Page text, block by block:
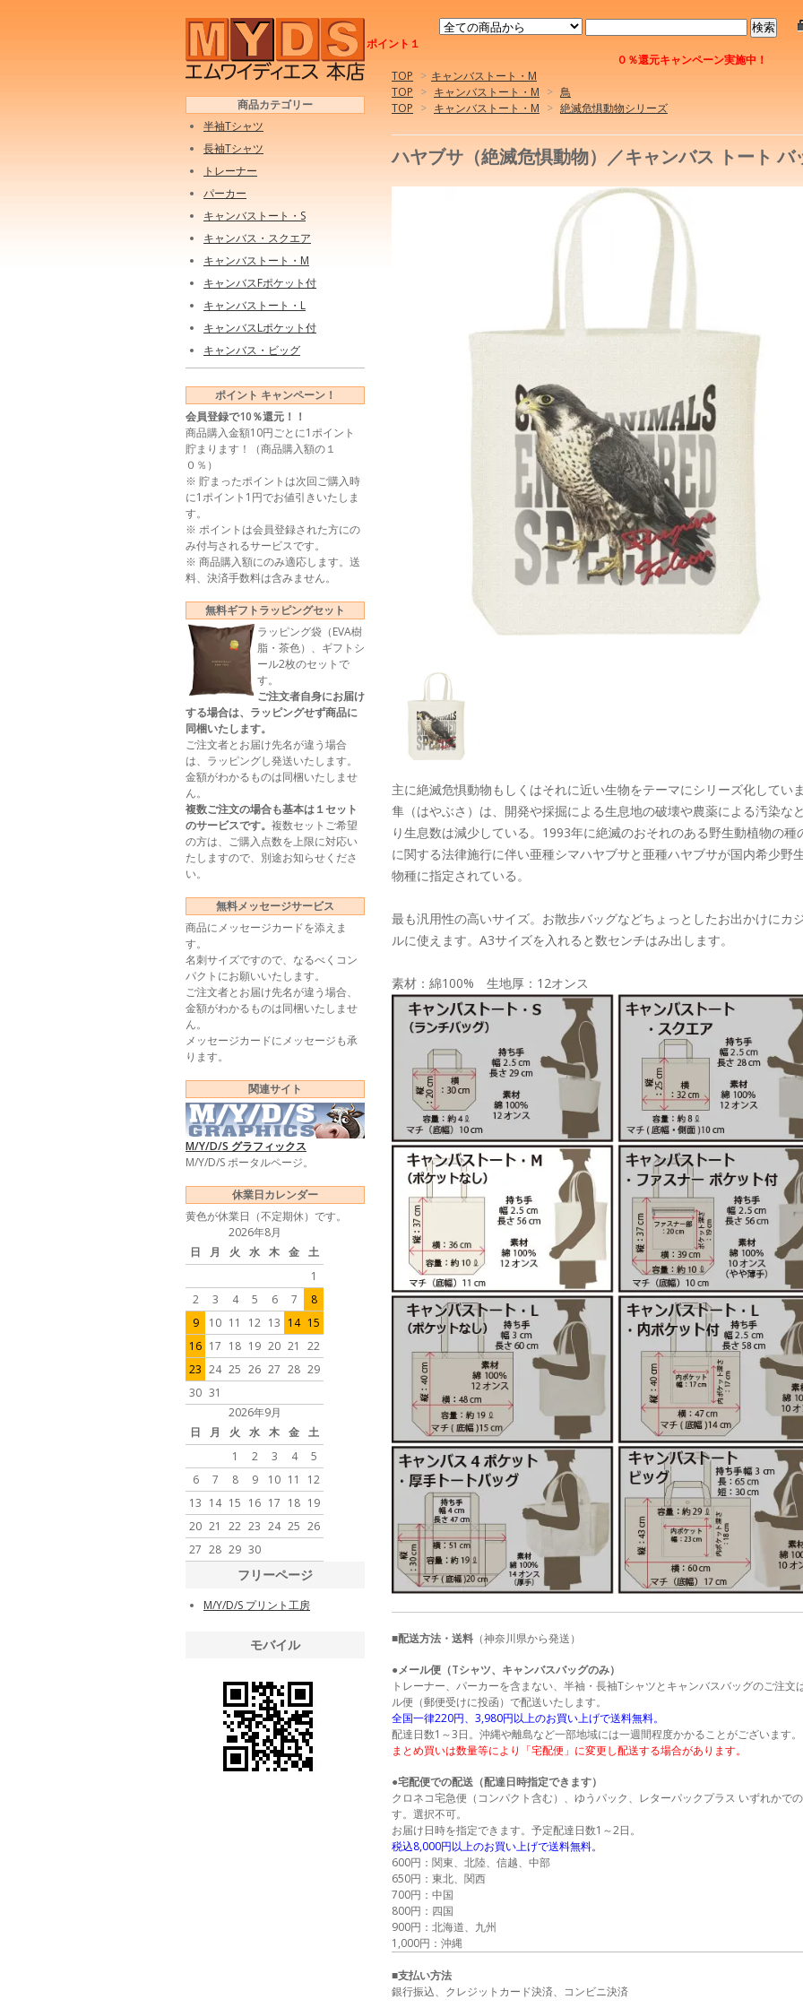
ポイント１
０％還元キャンペーン実施中！
TOP > キャンバストート・M
TOP > キャンバストート・M > 鳥
TOP > キャンバストート・M > 絶滅危惧動物シリーズ
ハヤブサ（絶滅危惧動物）／キャンバス トート バ
主に絶滅危惧動物もしくはそれに近い生物をテーマにシリーズ化してい
隼（はやぶさ）は、開発や採掘による生息地の破壊や農薬による汚染な
り生息数は減少している。1993年に絶滅のおそれのある野生動植物の種
に関する法律施行に伴い亜種シマハヤブサと亜種ハヤブサが国内希少野
物種に指定されている。
最も汎用性の高いサイズ。お散歩バッグなどちょっとしたお出かけにカ
ルに使えます。A3サイズを入れると数センチはみ出します。
素材：綿100% 生地厚：12オンス
■配送方法・送料 （神奈川県から発送）
●メール便（Tシャツ、キャンバスバッグのみ）
トレーナー、パーカーを含まない、半袖・長袖Tシャツとキャンバスバッグのご注文
ル便（郵便受けに投函）で配送いたします。
全国一律220円、3,980円以上のお買い上げで送料無料。
配達日数1～3日。沖縄や離島など一部地域には一週間程度かかることがございます。
まとめ買いは数量等により「宅配便」に変更し配送する場合があります。
●宅配便での配送（配達日時指定できます）
クロネコ宅急便（コンパクト含む）、ゆうパック、レターパックプラス いずれかで
す。選択不可。
お届け日時を指定できます。予定配達日数1～2日。
税込8,000円以上のお買い上げで送料無料。
600円：関東、北陸、信越、中部
650円：東北、関西
700円：中国
800円：四国
900円：北海道、九州
1,000円：沖縄
■支払い方法
銀行振込、クレジットカード決済、コンビニ決済
商品カテゴリー
半袖Tシャツ
長袖Tシャツ
トレーナー
パーカー
キャンバストート・S
キャンバス・スクエア
キャンバストート・M
キャンバスFポケット付
キャンバストート・L
キャンバスLポケット付
キャンバス・ビッグ
ポイント キャンペーン！
会員登録で10％還元！！
商品購入金額10円ごとに1ポイント
貯まります！（商品購入額の１
０％）
※ 貯まったポイントは次回ご購入時
に1ポイント1円でお値引きいたしま
す。
※ ポイントは会員登録された方にの
み付与されるサービスです。
※ 商品購入額にのみ適応します。送
料、決済手数料は含みません。
無料ギフトラッピングセット
ラッピング袋（EVA樹
脂・茶色）、ギフトシ
ール2枚のセットで
す。
ご注文者自身にお届け
する場合は、ラッピングせず商品に
同梱いたします。
ご注文者とお届け先名が違う場合
は、ラッピングし発送いたします。
金額がわかるものは同梱いたしませ
ん。
複数ご注文の場合も基本は１セット
のサービスです。 複数セットご希望
の方は、ご購入点数を上限に対応い
たしますので、別途お知らせくださ
い。
無料メッセージサービス
商品にメッセージカードを添えま
す。
名刺サイズですので、なるべくコン
パクトにお願いいたします。
ご注文者とお届け先名が違う場合、
金額がわかるものは同梱いたしませ
ん。
メッセージカードにメッセージも承
ります。
関連サイト
M/Y/D/S グラフィックス
M/Y/D/S ポータルページ。
休業日カレンダー
黄色が休業日（不定期休）です。
2026年8月
日
月 火 水 木 金 土
1
2
3 4 5 6 7
8
9
10 11 12 13 14 15
16 17 18 19 20 21
22
23 24 25 26 27 28 29
30 31
2026年9月
日
月 火 水 木 金 土
1
2 3 4
5
6
7 8 9 10 11
12
13 14 15 16 17 18 19
20 21 22 23 24 25 26
27 28 29 30
フリーページ
M/Y/D/S プリント工房
モバイル